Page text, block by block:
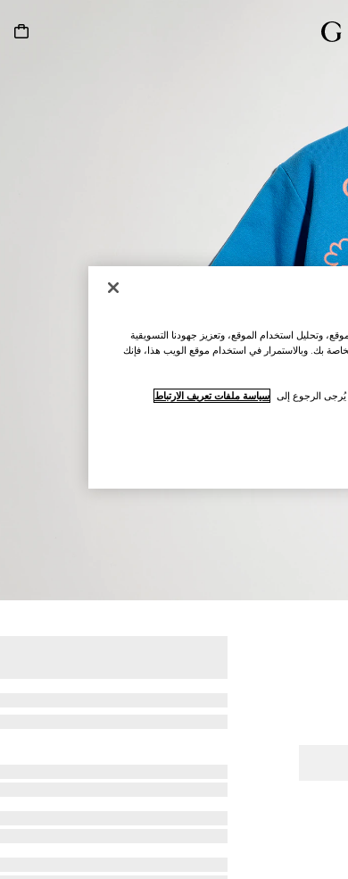
وتحليل استخدام الموقع، وتعزيز جهودنا التسويقية
بك. وبالاستمرار في استخدام موقع الويب هذا، فإنك
يُرجى الرجوع إلى سياسة ملفات تعريف الارتباط